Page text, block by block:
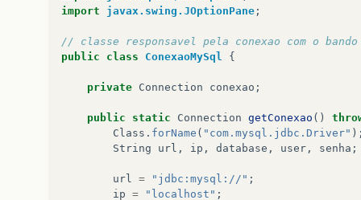
import
javax.swing.JOptionPane ;
// classe responsavel pela conexao com o bando
public
class ConexaoMySql {
private Connection conexao ;
public static Connection getConexao ()
Class . forName ( "com.mysql.jdbc.Driver"
String
url , ip , database , user , senha ;
url = "jdbc:mysql://" ;
ip = "localhost" ;